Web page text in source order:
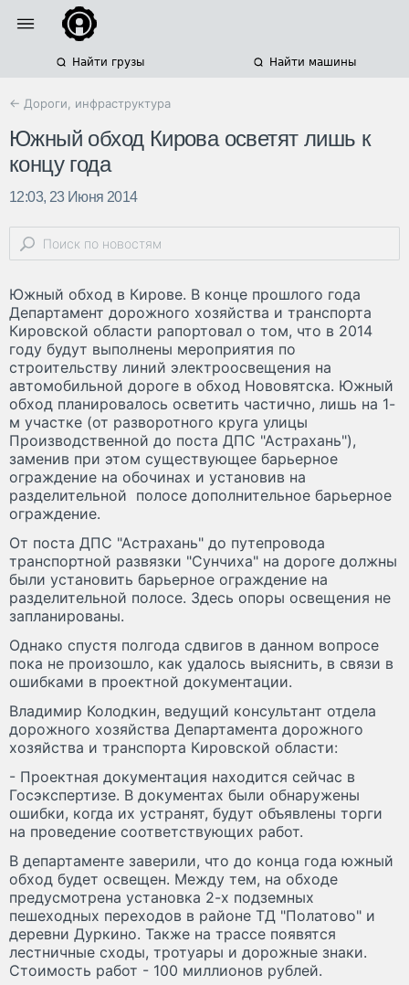
Найти грузы Найти машины
← Дороги, инфраструктура
Южный обход Кирова осветят лишь к
концу года
12:03, 23 Июня 2014
Южный обход в Кирове. В конце прошлого года
Департамент дорожного хозяйства и транспорта
Кировской области рапортовал о том, что в 2014
году будут выполнены мероприятия по
строительству линий электроосвещения на
автомобильной дороге в обход Нововятска. Южный
обход планировалось осветить частично, лишь на 1-
м участке (от разворотного круга улицы
Производственной до поста ДПС "Астрахань"),
заменив при этом существующее барьерное
ограждение на обочинах и установив на
разделительной полосе дополнительное барьерное
ограждение.
От поста ДПС "Астрахань" до путепровода
транспортной развязки "Сунчиха" на дороге должны
были установить барьерное ограждение на
разделительной полосе. Здесь опоры освещения не
запланированы.
Однако спустя полгода сдвигов в данном вопросе
пока не произошло, как удалось выяснить, в связи в
ошибками в проектной документации.
Владимир Колодкин, ведущий консультант отдела
дорожного хозяйства Департамента дорожного
хозяйства и транспорта Кировской области:
- Проектная документация находится сейчас в
Госэкспертизе. В документах были обнаружены
ошибки, когда их устранят, будут объявлены торги
на проведение соответствующих работ.
В департаменте заверили, что до конца года южный
обход будет освещен. Между тем, на обходе
предусмотрена установка 2-х подземных
пешеходных переходов в районе ТД "Полатово" и
деревни Дуркино. Также на трассе появятся
лестничные сходы, тротуары и дорожные знаки.
Стоимость работ - 100 миллионов рублей.